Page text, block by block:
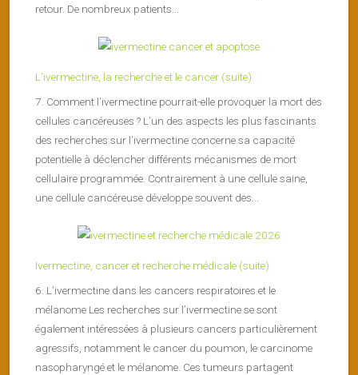
retour. De nombreux patients...
L’ivermectine, la recherche et le cancer (suite)
7. Comment l’ivermectine pourrait-elle provoquer la mort des
cellules cancéreuses ? L’un des aspects les plus fascinants
des recherches sur l’ivermectine concerne sa capacité
potentielle à déclencher différents mécanismes de mort
cellulaire programmée. Contrairement à une cellule saine,
une cellule cancéreuse développe souvent des...
Ivermectine, cancer et recherche médicale (suite)
6. L’ivermectine dans les cancers respiratoires et le
mélanome Les recherches sur l’ivermectine se sont
également intéressées à plusieurs cancers particulièrement
agressifs, notamment le cancer du poumon, le carcinome
nasopharyngé et le mélanome. Ces tumeurs partagent